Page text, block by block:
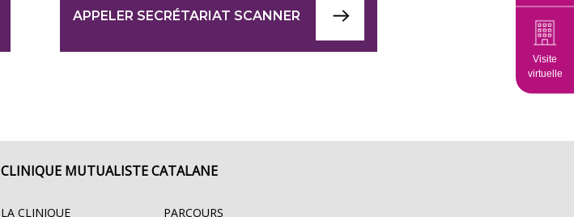
APPELER SECRÉTARIAT SCANNER
Visite
virtuelle
CLINIQUE MUTUALISTE CATALANE
LA CLINIQUE PARCOURS